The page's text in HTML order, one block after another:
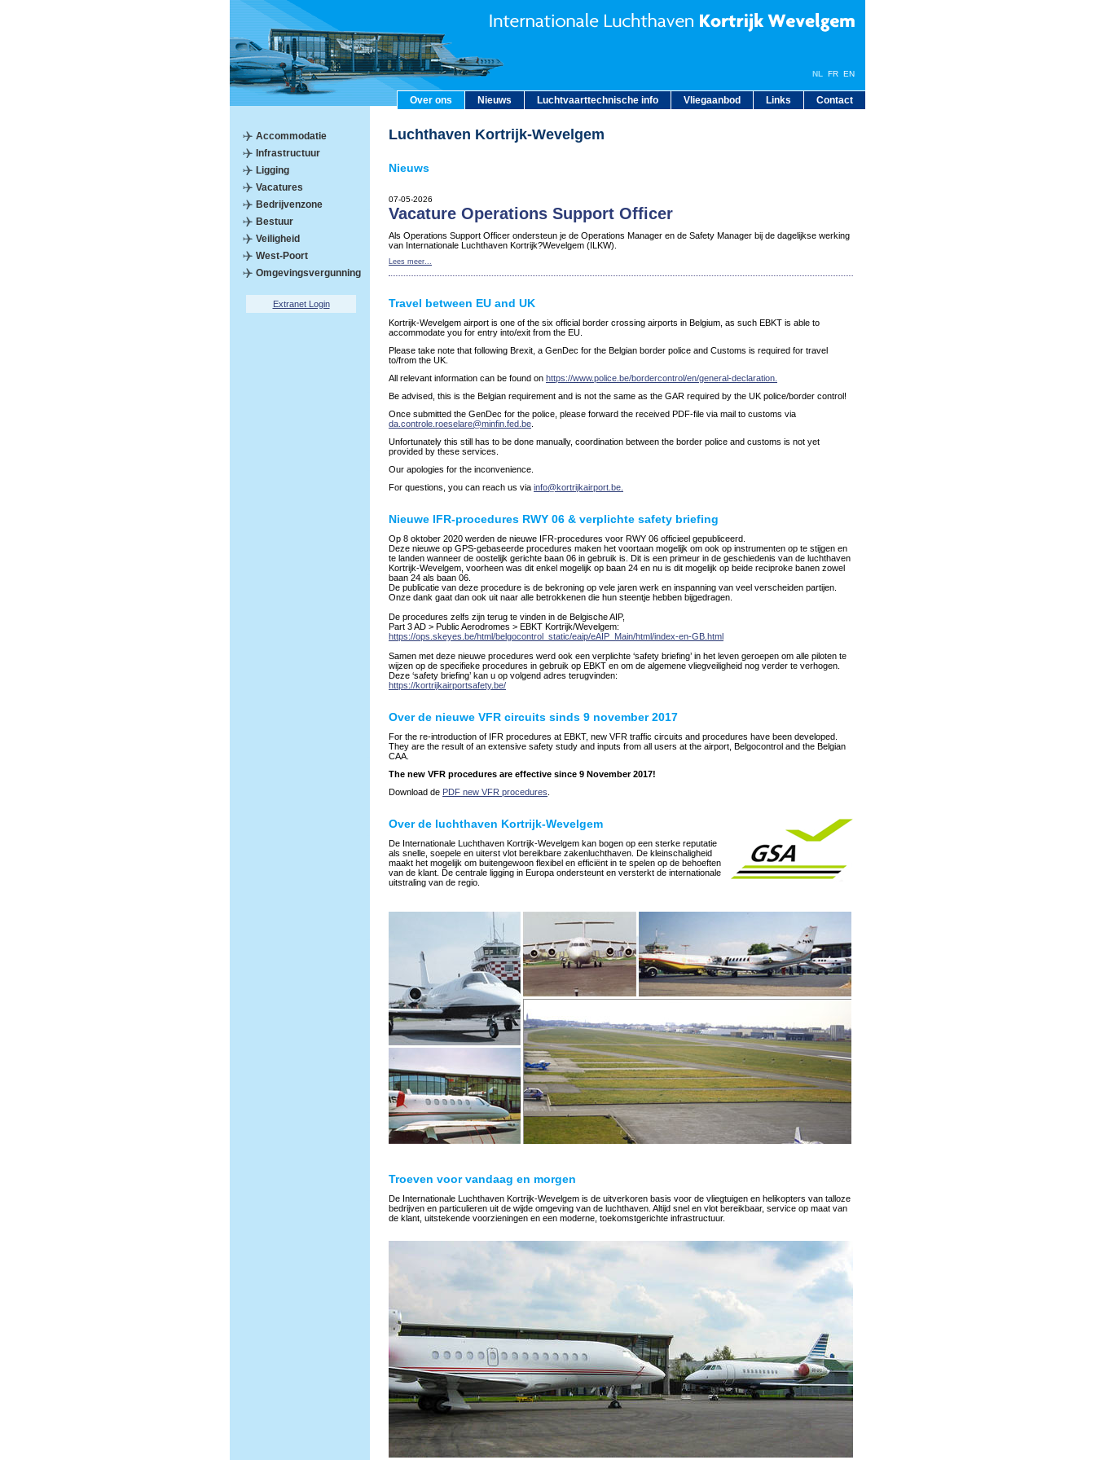
Over ons Nieuws Luchtvaarttechnische info Vliegaanbod Links Contact
NL FR EN
Accommodatie
Infrastructuur
Ligging
Vacatures
Bedrijvenzone
Bestuur
Veiligheid
West-Poort
Omgevingsvergunning
Extranet Login
Luchthaven Kortrijk-Wevelgem
Nieuws
07-05-2026
Vacature Operations Support Officer
Als Operations Support Officer ondersteun je de Operations Manager en de Safety Manager bij de dagelijkse werking
van Internationale Luchthaven Kortrijk?Wevelgem (ILKW).
Lees meer...
Travel between EU and UK
Kortrijk-Wevelgem airport is one of the six official border crossing airports in Belgium, as such EBKT is able to
accommodate you for entry into/exit from the EU.
Please take note that following Brexit, a GenDec for the Belgian border police and Customs is required for travel
to/from the UK.
All relevant information can be found on https://www.police.be/bordercontrol/en/general-declaration.
Be advised, this is the Belgian requirement and is not the same as the GAR required by the UK police/border control!
Once submitted the GenDec for the police, please forward the received PDF-file via mail to customs via
da.controle.roeselare@minfin.fed.be
Unfortunately this still has to be done manually, coordination between the border police and customs is not yet
provided by these services.
Our apologies for the inconvenience.
For questions, you can reach us via info@kortrijkairport.be.
Nieuwe IFR-procedures RWY 06 & verplichte safety briefing
Op 8 oktober 2020 werden de nieuwe IFR-procedures voor RWY 06 officieel gepubliceerd.
Deze nieuwe op GPS-gebaseerde procedures maken het voortaan mogelijk om ook op instrumenten op te stijgen en
te landen wanneer de oostelijk gerichte baan 06 in gebruik is. Dit is een primeur in de geschiedenis van de luchthaven
Kortrijk-Wevelgem, voorheen was dit enkel mogelijk op baan 24 en nu is dit mogelijk op beide reciproke banen zowel
baan 24 als baan 06.
De publicatie van deze procedure is de bekroning op vele jaren werk en inspanning van veel verscheiden partijen.
Onze dank gaat dan ook uit naar alle betrokkenen die hun steentje hebben bijgedragen.
De procedures zelfs zijn terug te vinden in de Belgische AIP,
Part 3 AD > Public Aerodromes > EBKT Kortrijk/Wevelgem:
https://ops.skeyes.be/html/belgocontrol_static/eaip/eAIP_Main/html/index-en-GB.html
Samen met deze nieuwe procedures werd ook een verplichte ‘safety briefing’ in het leven geroepen om alle piloten te
wijzen op de specifieke procedures in gebruik op EBKT en om de algemene vliegveiligheid nog verder te verhogen.
Deze ‘safety briefing’ kan u op volgend adres terugvinden:
https://kortrijkairportsafety.be/
Over de nieuwe VFR circuits sinds 9 november 2017
For the re-introduction of IFR procedures at EBKT, new VFR traffic circuits and procedures have been developed.
They are the result of an extensive safety study and inputs from all users at the airport, Belgocontrol and the Belgian
CAA.
The new VFR procedures are effective since 9 November 2017!
Download de PDF new VFR procedures
Over de luchthaven Kortrijk-Wevelgem
De Internationale Luchthaven Kortrijk-Wevelgem kan bogen op een sterke reputatie
als snelle, soepele en uiterst vlot bereikbare zakenluchthaven. De kleinschaligheid
maakt het mogelijk om buitengewoon flexibel en efficiënt in te spelen op de behoeften
van de klant. De centrale ligging in Europa ondersteunt en versterkt de internationale
uitstraling van de regio.
Troeven voor vandaag en morgen
De Internationale Luchthaven Kortrijk-Wevelgem is de uitverkoren basis voor de vliegtuigen en helikopters van talloze
bedrijven en particulieren uit de wijde omgeving van de luchthaven. Altijd snel en vlot bereik­baar, service op maat van
de klant, uitstekende voorzieningen en een moderne, toekomstgerichte infrastructuur.